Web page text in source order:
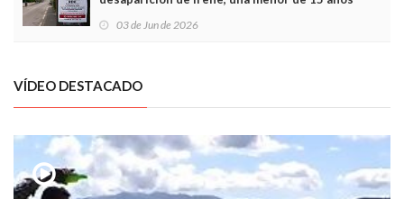
03 de Jun de 2026
VÍDEO DESTACADO